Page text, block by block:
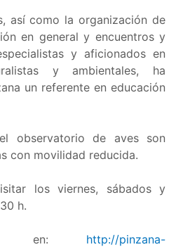
así como la organización de
en general y encuentros y
y aficionados en
y ambientales, ha
un referente en educación
observatorio de aves son
con movilidad reducida.
los viernes, sábados y
h.
en: http://pinzana-